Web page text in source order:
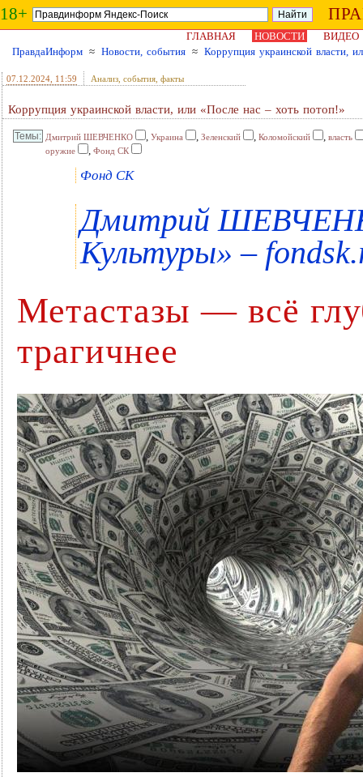
18+
ГЛАВНАЯ НОВОСТИ
ВИДЕО
ПравдаИнформ ≈ Новости, события ≈ Коррупция украинской власти,
07.12.2024 , 11:59 Анализ, события, факты
Коррупция украинской власти, или «После нас – хоть потоп!»
Дмитрий ШЕВЧЕНКО , Украина , Зеленский , Коломойский , власть
оружие
, Фонд СК
Фонд СК
Дмитрий
Культуры» –
Метастазы — всё
трагичнее